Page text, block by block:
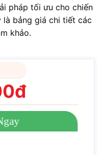
pháp tối ưu cho chiến
là bảng giá chi tiết các
khảo.